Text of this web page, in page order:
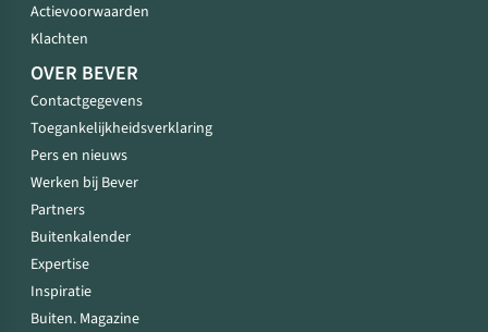
Actievoorwaarden
Klachten
OVER BEVER
Contactgegevens
Toegankelijkheidsverklaring
Pers en nieuws
Werken bij Bever
Partners
Buitenkalender
Expertise
Inspiratie
Buiten. Magazine